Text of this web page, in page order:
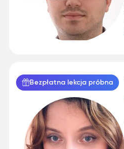
Bezpłatna lekcja próbna